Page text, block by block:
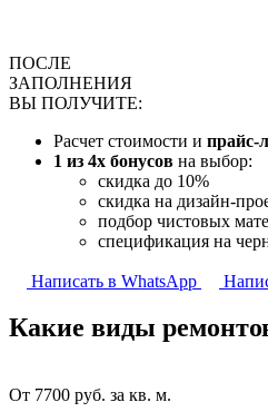
ПОСЛЕ
ЗАПОЛНЕНИЯ
ВЫ ПОЛУЧИТЕ:
Расчет стоимости и прайс-
1 из 4х бонусов на выбор:
скидка до 10%
скидка на дизайн-
подбор чистовых
спецификация на
Написать в WhatsApp
Какие виды
От 7700 руб. за кв. м.